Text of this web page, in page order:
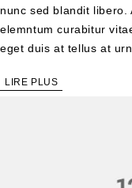
nunc sed blandit libero.
elemntum curabitur
eget duis at tellus at
LIRE PLUS